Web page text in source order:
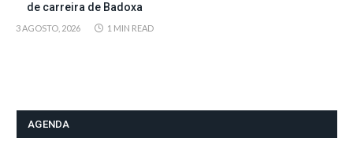
de carreira de Badoxa
3 AGOSTO, 2026 1 MIN READ
AGENDA